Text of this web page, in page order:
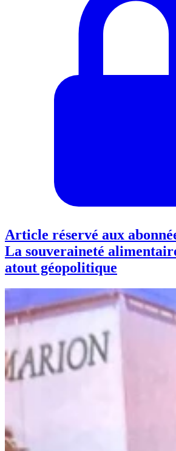
Article réservé aux
La souveraineté
atout géopolitique